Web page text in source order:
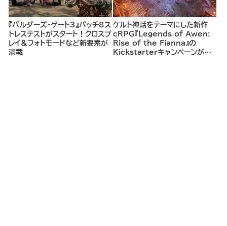
『バルダーズ・ゲート3』パッチ8ス
トレステストがスタート！クロスプ
レイ＆フォトモードなど新要素が
満載
ケルト神話をテーマにした新作
cRPG『Legends of Awen:
Rise of the Fianna』の
Kickstarterキャンペーンがま